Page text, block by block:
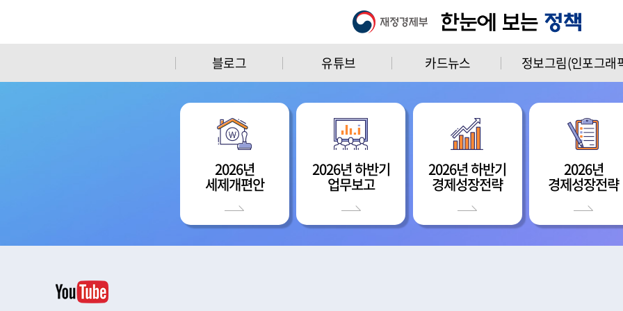
블로그 유튜브 카드뉴스 정보그림(인포그래
2026년
세제개편안
2026년 하반기
업무보고
2026년 하반기
경제성장전략
2026년
경제성장전략